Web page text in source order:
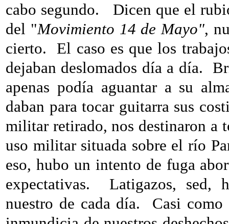
cabo segundo.
Dicen que el
del "Movimiento 14 de Mayo",
cierto.
El caso es que los
dejaban deslomados día a día.
apenas podía aguantar a su
daban para tocar guitarra sus
militar retirado, nos destinaron a
uso militar situada sobre el río
eso, hubo un intento de fuga
expectativas.
Latigazos, sed,
nuestro de cada día.
Casi como